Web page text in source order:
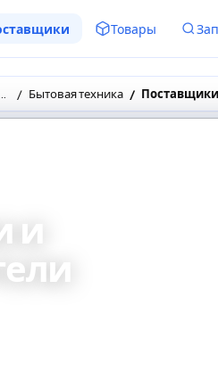
Товары
Бытовая техника
и